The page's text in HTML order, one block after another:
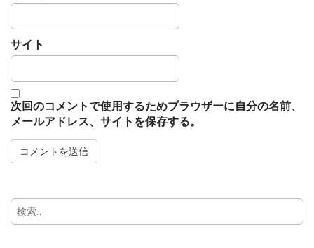
サイト
次回のコメントで使用するためブラウザーに自分の名前、
メールアドレス、サイトを保存する。
検
索: